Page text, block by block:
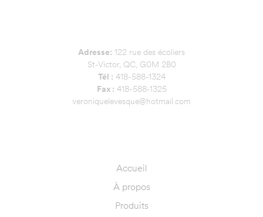
Adresse: 122 rue des écoliers
St-Victor, QC, G0M 2B0
Tél : 418-588-1324
Fax : 418-588-1325
veroniquelevesque@hotmail.com
Accueil
À propos
Produits